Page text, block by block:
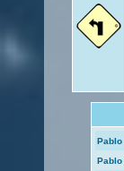
Pablo
Pablo